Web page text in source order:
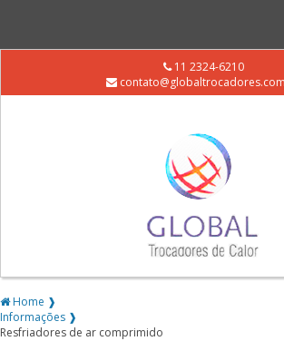
11 2324-6210
Home ❱
Informações ❱
Resfriadores de ar comprimido